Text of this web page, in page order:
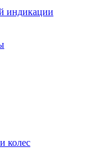
индикации
колес